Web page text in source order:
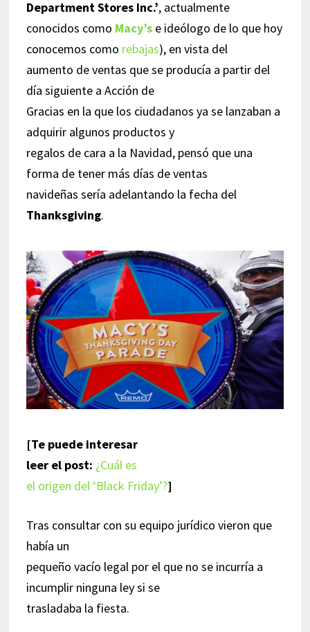
Department Stores Inc.’, actualmente
conocidos como Macy’se ideólogo de lo que hoy
conocemos como rebajas), en vista del
aumento de ventas que se producía a partir del
día siguiente a Acción de
Gracias en la que los ciudadanos ya se lanzaban a
adquirir algunos productos y
regalos de cara a la Navidad, pensó que una
forma de tener más días de ventas
navideñas sería adelantando la fecha del
Thanksgiving.
[Te puede interesar
leer el post: ¿Cuál es
el origen del ‘Black Friday’?]
Tras consultar con su equipo jurídico vieron que
había un
pequeño vacío legal por el que no se incurría a
incumplir ninguna ley si se
trasladaba la fiesta.